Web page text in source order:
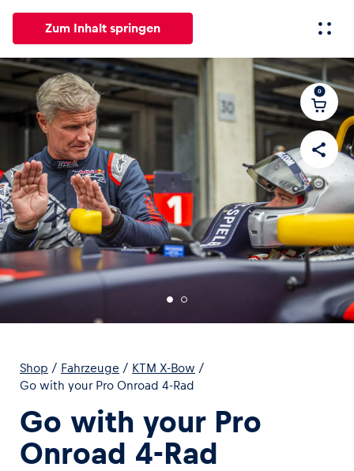
Zum Inhalt springen
Alle News Events Erlebnisse Seiten
News
Alle anzeigen
Events
0
Shop / Fahrzeuge / KTM X-Bow /
Go with your Pro Onroad 4-Rad
Go with your Pro
Onroad 4-Rad